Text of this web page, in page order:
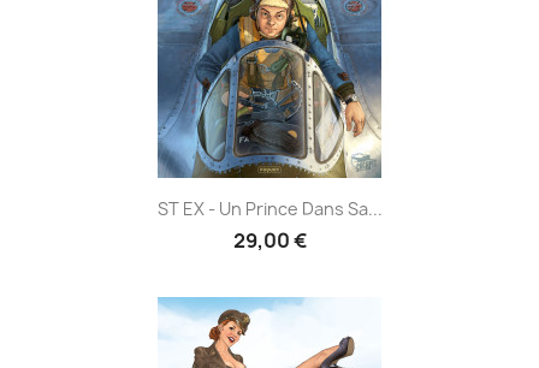
ST EX - Un Prince Dans Sa...
29,00 €